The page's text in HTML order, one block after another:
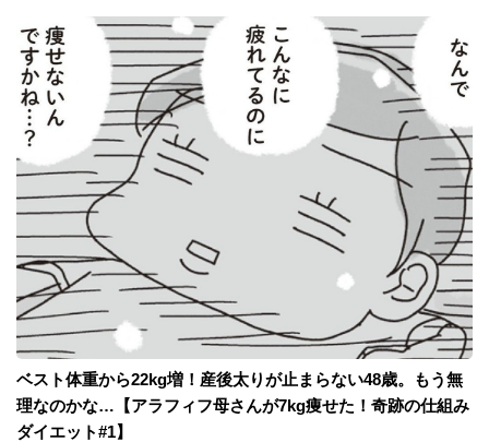
ベスト体重から22kg増！産後太りが止まらない48歳。もう無
理なのかな…【アラフィフ母さんが7kg痩せた！奇跡の仕組み
ダイエット#1】